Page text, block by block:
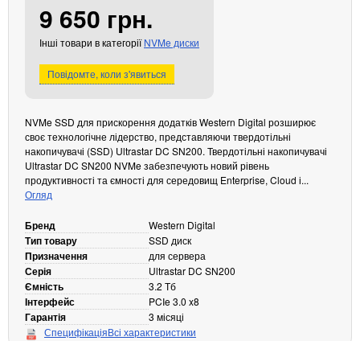
Кабелі та роз'єми
Аксесуари
Хаби і кардридери
Фильтри та стабілізатори
Кабелі, роз'єми, перехідники
Аксесуари для ноутбуків
Акумулятори
Зовнішні блоки живлення
Монітори
Клавіатури, миші, комплекти
Відеоспостереження
IP-камери
Автономне живлення
9 650 грн.
Інші товари в категоріїNVMe диски
Повідомте, коли з'явиться
NVMe SSD для прискорення додатків Western Digital розширює
своє технологічне лідерство, представляючи твердотільні
накопичувачі (SSD) Ultrastar DC SN200. Твердотільні накопичувачі
Ultrastar DC SN200 NVMe забезпечують новий рівень
продуктивності та ємності для середовищ Enterprise, Cloud і...
Огляд
Бренд Western Digital
Тип товару SSD диск
Призначення для сервера
Серія Ultrastar DC SN200
Ємність 3.2 Тб
Інтерфейс PCIe 3.0 x8
Гарантія
3 місяці
СпецифікаціяВсі характеристики